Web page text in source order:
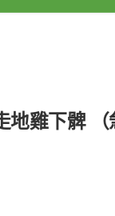
雞下髀 （